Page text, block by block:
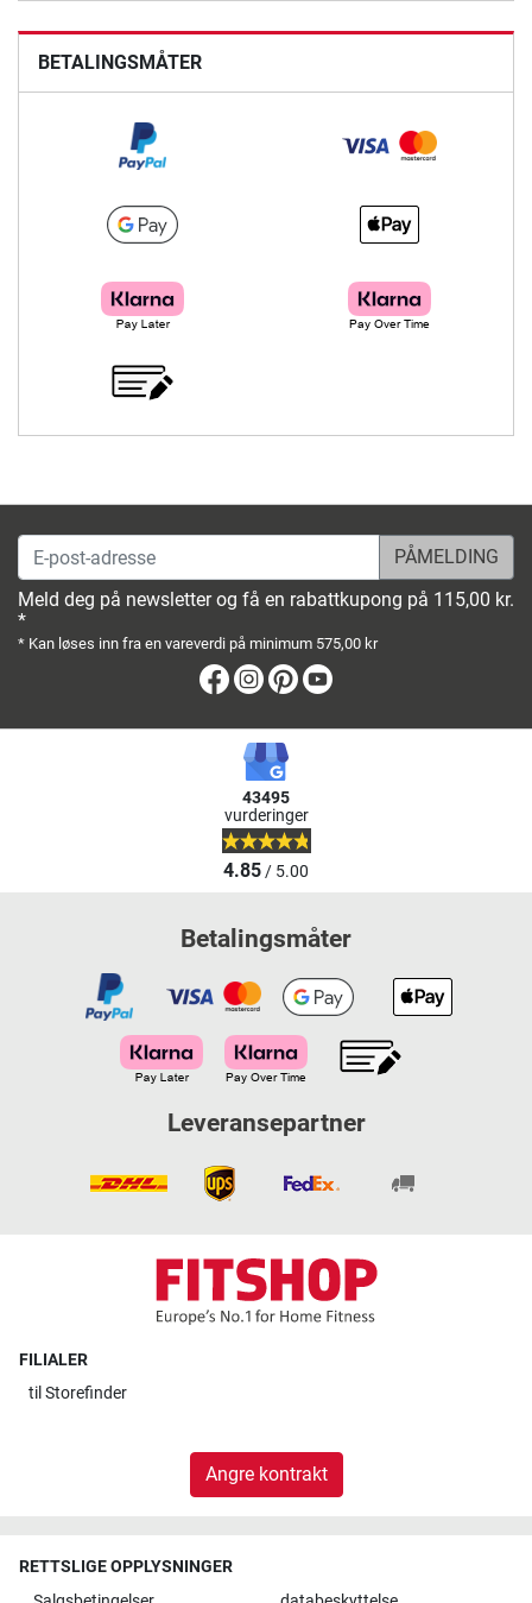
BETALINGSMÅTER
E-post-adresse
Meld deg på newsletter og få en rabattkupong på 115,00 kr.
*
* Kan løses inn fra en vareverdi på minimum 575,00 kr
Facebook
Instagram
Pinterest
43495
vurderinger
4.85/ 5.00
Betalingsmåter
Leveransepartner
FILIALER
til Storefinder
Angre kontrakt
RETTSLIGE OPPLYSNINGER